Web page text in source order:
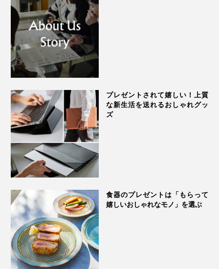
プレゼントされて嬉しい！上質
な新生活を送れるおしゃれグッ
ズ
食器のプレゼントは「もらって
嬉しいおしゃれなモノ」を選ぶ